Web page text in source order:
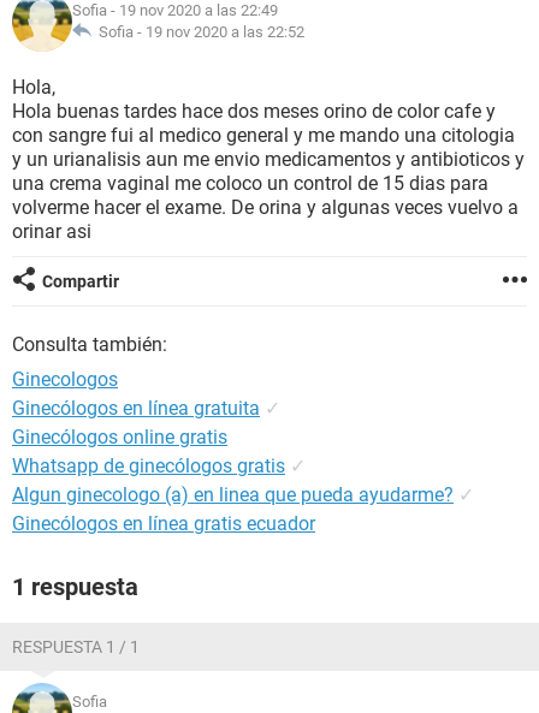
NUTRICIÓN
BIENESTAR
SEXUALIDAD
GLOSARIO
Sofia - 19 nov 2020 a las 22:49
Sofia - 19 nov 2020 a las 22:52
Hola,
Hola buenas tardes hace dos meses orino de color cafe y
con sangre fui al medico general y me mando una citologia
y un urianalisis aun me envio medicamentos y antibioticos y
una crema vaginal me coloco un control de 15 dias para
volverme hacer el exame. De orina y algunas veces vuelvo a
orinar asi
Compartir
Consulta también:
Ginecologos
Ginecólogos en línea gratuita ✓
Ginecólogos online gratis
Whatsapp de ginecólogos gratis ✓
Algun ginecologo (a) en linea que pueda ayudarme? ✓
Ginecólogos en línea gratis ecuador
1 respuesta
RESPUESTA 1 / 1
Sofia